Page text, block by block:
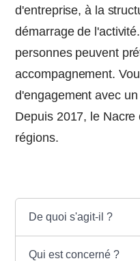
d'entreprise, à la
démarrage de
personnes peuvent
accompagnement.
d'engagement avec
Depuis 2017, le
régions.
De quoi s'agit-il ?
Qui est concerné ?